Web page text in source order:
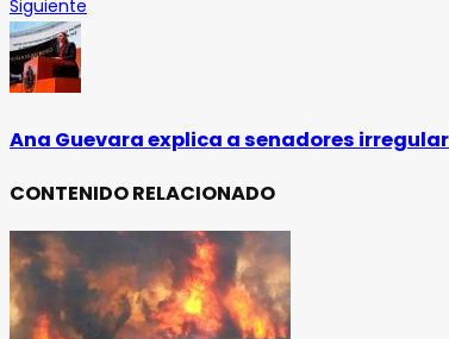
Siguiente
Ana Guevara explica a senadores
CONTENIDO RELACIONADO